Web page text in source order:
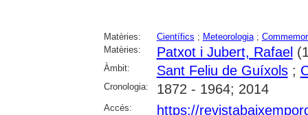
Matèries: Científics ; Meteorologia;
Matèries:
Patxot i Jubert, Rafael
Àmbit: Sant Feliu de Guíxols;
Cronologia: 1872 - 1964; 2014
Accés: https://